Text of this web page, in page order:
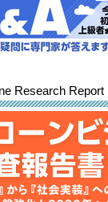
Research Report